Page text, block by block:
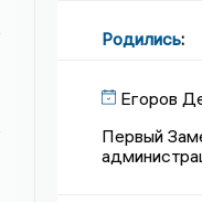
Родились:
Егоров
Первый